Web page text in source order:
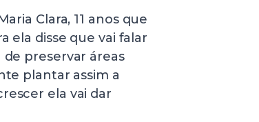
Clara, 11 anos que
ela disse que vai falar
preservar áreas
plantar assim a
ela vai dar